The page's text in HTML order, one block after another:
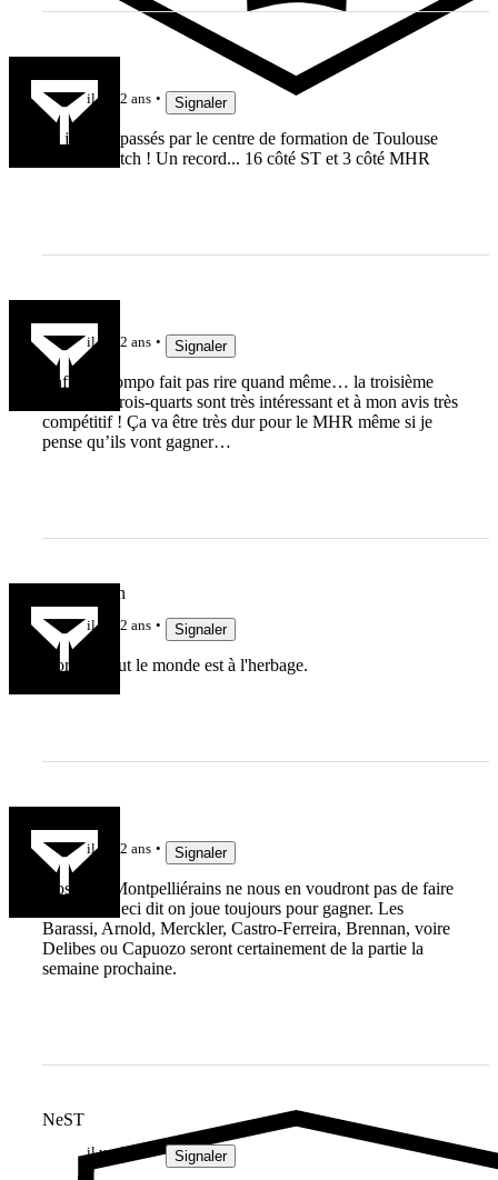
il y a 2 ans Signaler
19 joueurs passés par le centre de formation de Toulouse
pour ce match ! Un record... 16 côté ST et 3 côté MHR
il y a 2 ans Signaler
Enfin, la compo fait pas rire quand même… la troisième
ligne et le trois-quarts sont très intéressant et à mon avis très
compétitif ! Ça va être très dur pour le MHR même si je
pense qu’ils vont gagner…
Jeu de main
il y a 2 ans Signaler
Normal, tout le monde est à l'herbage.
il y a 2 ans Signaler
Nos amis Montpelliérains ne nous en voudront pas de faire
tourner ? Ceci dit on joue toujours pour gagner. Les
Barassi, Arnold, Merckler, Castro-Ferreira, Brennan, voire
Delibes ou Capuozo seront certainement de la partie la
semaine prochaine.
NeST
il y a 2 ans Signaler